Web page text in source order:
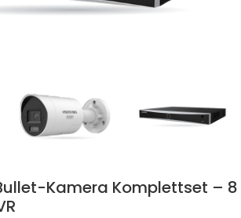
Kamera Komplettset – 8